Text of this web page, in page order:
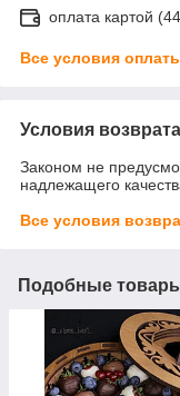
оплата картой
Все условия
Условия возврата
Законом не
надлежащего
Все условия
Подобные